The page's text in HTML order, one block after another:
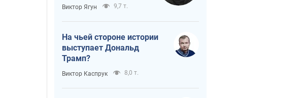
критическая
логистика
Виктор Ягун 9,7 т.
На чьей стороне истории
выступает Дональд
Трамп?
Виктор Каспрук 8,0 т.